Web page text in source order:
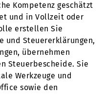
Kompetenz geschätzt
und in Vollzeit oder
erstellen Sie
und Steuererklärungen,
übernehmen
Steuerbescheide. Sie
Werkzeuge und
sowie den